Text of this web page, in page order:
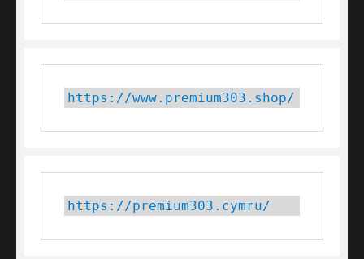
https://www.premium303.shop/
https://premium303.cymru/